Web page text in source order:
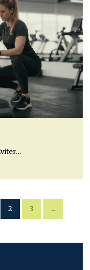
2 3 ...